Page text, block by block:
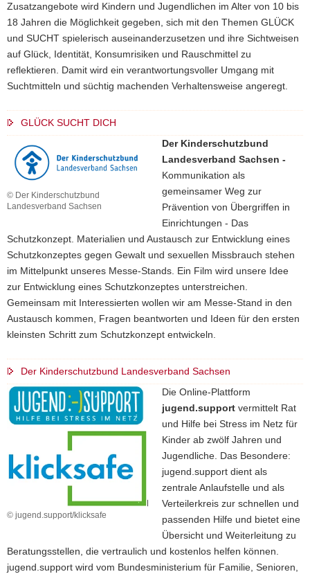
Zusatzangebote wird Kindern und Jugendlichen im Alter von 10 bis
18 Jahren die Möglichkeit gegeben, sich mit den Themen GLÜCK
und SUCHT spielerisch auseinanderzusetzen und ihre Sichtweisen
auf Glück, Identität, Konsumrisiken und Rauschmittel zu
reflektieren. Damit wird ein verantwortungsvoller Umgang mit
Suchtmitteln und süchtig machenden Verhaltensweise angeregt.
GLÜCK SUCHT DICH
© Der Kinderschutzbund
Landesverband Sachsen
Der Kinderschutzbund
Landesverband Sachsen -
Kommunikation als
gemeinsamer Weg zur
Prävention von Übergriffen in
Einrichtungen - Das
Schutzkonzept. Materialien und Austausch zur Entwicklung eines
Schutzkonzeptes gegen Gewalt und sexuellen Missbrauch stehen
im Mittelpunkt unseres Messe-Stands. Ein Film wird unsere Idee
zur Entwicklung eines Schutzkonzeptes unterstreichen.
Gemeinsam mit Interessierten wollen wir am Messe-Stand in den
Austausch kommen, Fragen beantworten und Ideen für den ersten
kleinsten Schritt zum Schutzkonzept entwickeln.
Der Kinderschutzbund Landesverband Sachsen
© jugend.support/klicksafe
Die Online-Plattform
jugend.support vermittelt Rat
und Hilfe bei Stress im Netz für
Kinder ab zwölf Jahren und
Jugendliche. Das Besondere:
jugend.support dient als
zentrale Anlaufstelle und als
Verteilerkreis zur schnellen und
passenden Hilfe und bietet eine
Übersicht und Weiterleitung zu
Beratungsstellen, die vertraulich und kostenlos helfen können.
jugend.support wird vom Bundesministerium für Familie, Senioren,